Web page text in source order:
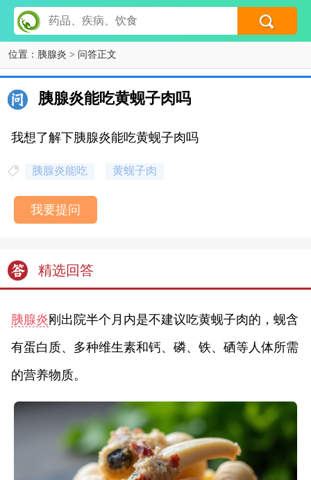
位置： 胰腺炎 > 问答正文
胰腺炎能吃黄蚬子肉吗
我想了解下胰腺炎能吃黄蚬子肉吗
胰腺炎能吃 黄蚬子肉
我要提问
精选回答
胰腺炎 刚出院半个月内是不建议吃黄蚬子肉的，蚬含
有蛋白质、多种维生素和钙、磷、铁、硒等人体所需
的营养物质。